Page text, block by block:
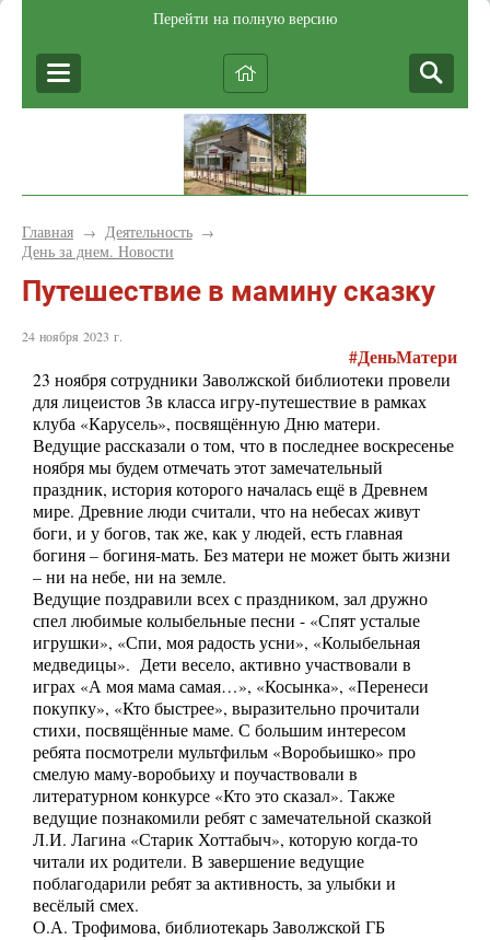
Перейти на полную версию
Главная → Деятельность →
День за днем. Новости
Путешествие в мамину сказку
24 ноября 2023 г.
#ДеньМатери
23 ноября сотрудники Заволжской библиотеки провели
для лицеистов 3в класса игру-путешествие в рамках
клуба «Карусель», посвящённую Дню матери.
Ведущие рассказали о том, что в последнее воскресенье
ноября мы будем отмечать этот замечательный
праздник, история которого началась ещё в Древнем
мире. Древние люди считали, что на небесах живут
боги, и у богов, так же, как у людей, есть главная
богиня – богиня-мать. Без матери не может быть жизни
– ни на небе, ни на земле.
Ведущие поздравили всех с праздником, зал дружно
спел любимые колыбельные песни - «Спят усталые
игрушки», «Спи, моя радость усни», «Колыбельная
медведицы». Дети весело, активно участвовали в
играх «А моя мама самая…», «Косынка», «Перенеси
покупку», «Кто быстрее», выразительно прочитали
стихи, посвящённые маме. С большим интересом
ребята посмотрели мультфильм «Воробьишко» про
смелую маму-воробьиху и поучаствовали в
литературном конкурсе «Кто это сказал». Также
ведущие познакомили ребят с замечательной сказкой
Л.И. Лагина «Старик Хоттабыч», которую когда-то
читали их родители. В завершение ведущие
поблагодарили ребят за активность, за улыбки и
весёлый смех.
О.А. Трофимова, библиотекарь Заволжской ГБ